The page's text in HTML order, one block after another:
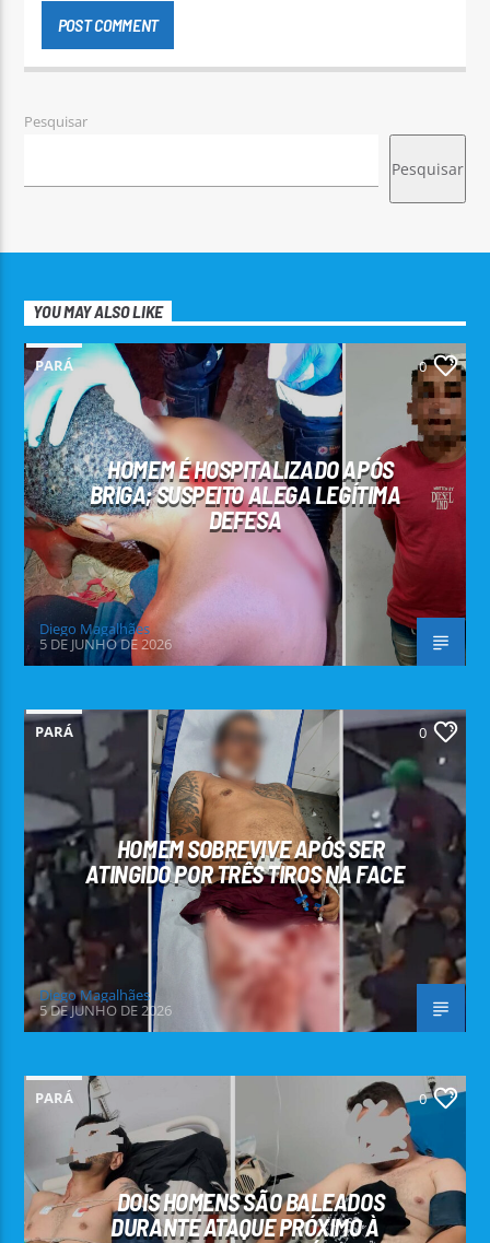
Pesquisar
Pesquisar
YOU MAY ALSO LIKE
PARÁ 0
HOMEM É HOSPITALIZADO APÓS
BRIGA; SUSPEITO ALEGA LEGÍTIMA
DEFESA
Diego Magalhães
5 DE JUNHO DE 2026
PARÁ 0
HOMEM SOBREVIVE APÓS SER
ATINGIDO POR TRÊS TIROS NA FACE
Diego Magalhães
5 DE JUNHO DE 2026
PARÁ 0
DOIS HOMENS SÃO BALEADOS
DURANTE ATAQUE PRÓXIMO À